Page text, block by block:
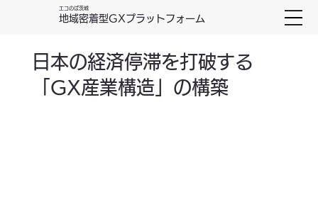
エコのば茨城
地域密着型GXプラットフォーム
日本の経済停滞を打破する
「GX産業構造」の構築